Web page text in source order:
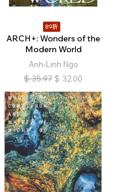
89折
ARCH+: Wonders of the
Modern World
Anh-Linh Ngo
$ 35.97 $ 32.00